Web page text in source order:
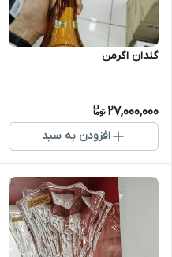
گلدان اگرمن
27,000,000
افزودن به سبد